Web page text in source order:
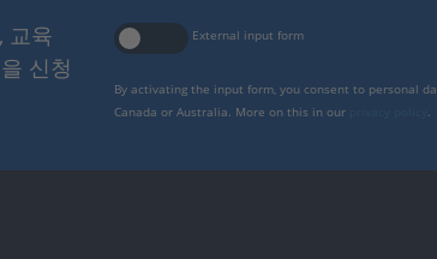
교육
신청
External input form
By activating the input form, you consent to personal
Canada or Australia. More on this in our
.